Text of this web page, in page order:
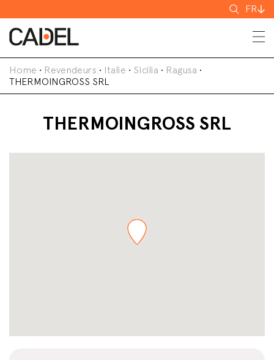
FR
Home • Revendeurs • Italie • Sicilia • Ragusa •
THERMOINGROSS SRL
THERMOINGROSS SRL